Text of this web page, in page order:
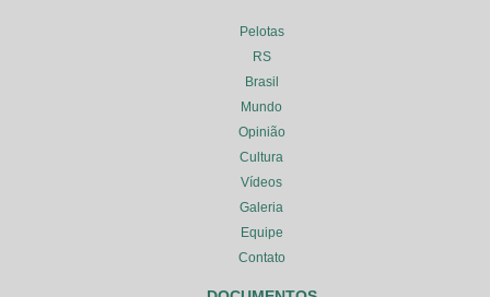
Pelotas
RS
Brasil
Mundo
Opinião
Cultura
Vídeos
Galeria
Equipe
Contato